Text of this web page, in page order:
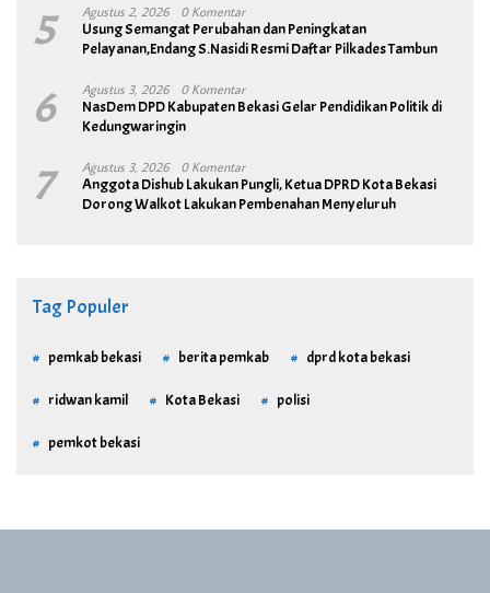
5 Agustus 2, 2026 0 Komentar
Usung Semangat Perubahan dan Peningkatan
Pelayanan,Endang S.Nasidi Resmi Daftar Pilkades Tambun
6 Agustus 3, 2026 0 Komentar
NasDem DPD Kabupaten Bekasi Gelar Pendidikan Politik di
Kedungwaringin
7 Agustus 3, 2026 0 Komentar
Anggota Dishub Lakukan Pungli, Ketua DPRD Kota Bekasi
Dorong Walkot Lakukan Pembenahan Menyeluruh
Tag Populer
pemkab bekasi berita pemkab dprd kota bekasi
ridwan kamil Kota Bekasi polisi
pemkot bekasi